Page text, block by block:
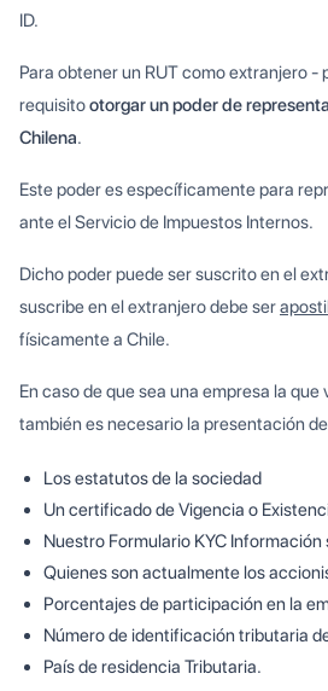
ID.
Para obtener un RUT como extranjero
requisitootorgar un poder de
Chilena.
Este poder es específicamente para
ante el Servicio de Impuestos Internos.
Dicho poder puede ser suscrito en el
suscribe en el extranjero debe ser
físicamente a Chile.
En caso de que sea una empresa la que
también es necesario la presentación
Los estatutos de la sociedad
Un certificado de Vigencia o
Nuestro Formulario KYC Información
Quienes son actualmente los
Porcentajes de participación en la
Número de identificación tributaria
País de residencia Tributaria.